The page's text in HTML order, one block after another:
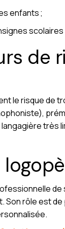
enfants ;
scolaires
de
le risque
très
de
Son rôle est